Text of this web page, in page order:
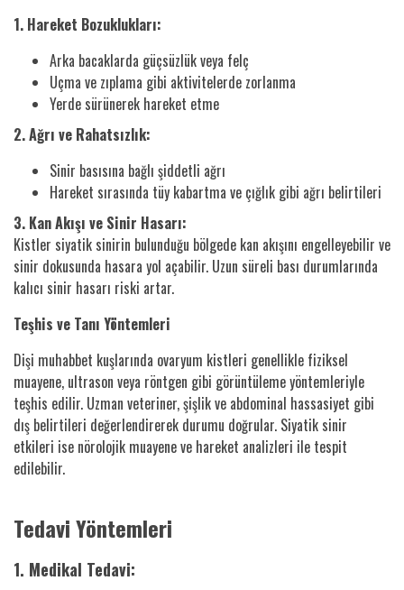
1. Hareket Bozuklukları:
Arka bacaklarda güçsüzlük veya felç
Uçma ve zıplama gibi aktivitelerde zorlanma
Yerde sürünerek hareket etme
2. Ağrı ve Rahatsızlık:
Sinir basısına bağlı şiddetli ağrı
Hareket sırasında tüy kabartma ve çığlık gibi ağrı belirtileri
3. Kan Akışı ve Sinir Hasarı:
Kistler siyatik sinirin bulunduğu bölgede kan akışını engelleyebilir ve
sinir dokusunda hasara yol açabilir. Uzun süreli bası durumlarında
kalıcı sinir hasarı riski artar.
Teşhis ve Tanı Yöntemleri
Dişi muhabbet kuşlarında ovaryum kistleri genellikle fiziksel
muayene, ultrason veya röntgen gibi görüntüleme yöntemleriyle
teşhis edilir. Uzman veteriner, şişlik ve abdominal hassasiyet gibi
dış belirtileri değerlendirerek durumu doğrular. Siyatik sinir
etkileri ise nörolojik muayene ve hareket analizleri ile tespit
edilebilir.
Tedavi Yöntemleri
1. Medikal Tedavi: